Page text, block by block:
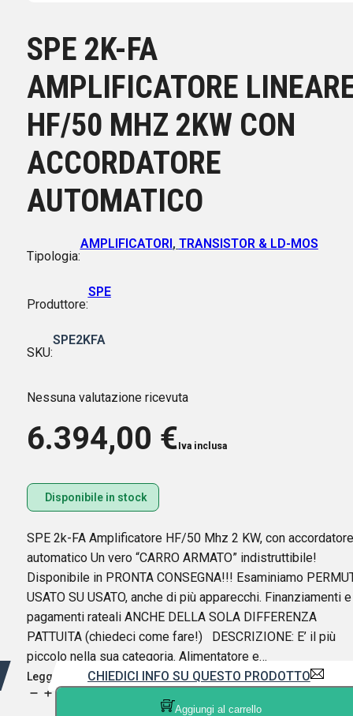
SPE 2K-FA
AMPLIFICATORE
HF/50 MHZ 2KW CON
ACCORDATORE
AUTOMATICO
Tipologia:
AMPLIFICATORI, TRANSISTOR & LD-MOS
Produttore:
SPE
SKU:
SPE2KFA
Nessuna valutazione ricevuta
6.394,00 € Iva inclusa
Disponibile in stock
SPE 2k-FA Amplificatore HF/50 Mhz 2 KW, con accordatore
automatico Un vero “CARRO ARMATO” indistruttibile!
Disponibile in PRONTA CONSEGNA!!! Esaminiamo
USATO SU USATO, anche di più apparecchi. Finanziamenti e
pagamenti rateali ANCHE DELLA SOLA DIFFERENZA
PATTUITA (chiedeci come fare!) DESCRIZIONE: E’ il più
piccolo nella sua categoria. Alimentatore e…
Leggi di più CHIEDICI INFO SU QUESTO PRODOTTO
SPE
Aggiungi al carrello